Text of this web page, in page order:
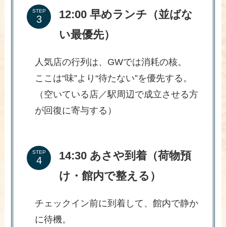
STEP
12:00 早めランチ（並ばな
い最優先）
人気店の行列は、GWでは消耗の核。
ここは“味”より“待たない”を優先する。
（空いている店／駅周辺で成立させる方
が回復に寄与する）
STEP
14:30 あさや到着（荷物預
け・館内で整える）
チェックイン前に到着して、館内で静か
に待機。